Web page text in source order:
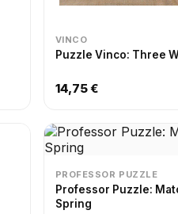
VINCO
Puzzle Vinco: Three
14,75 €
PROFESSOR PUZZLE
Professor Puzzle:
Spring